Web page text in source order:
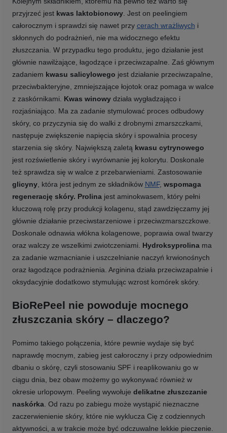
przyjrzeć jest kwas laktobionowy. Jest on peelingiem
całorocznym i sprawdzi się nawet przy cerach wrażliwych i
skłonnych do podrażnień, nie ma widocznego efektu
złuszczania. W przypadku tego produktu, jego działanie jest
głównie nawilżające, łagodzące i przeciwzapalne. Zaś głównym
zadaniem kwasu salicylowego jest działanie przeciwzapalne,
przeciwbakteryjne, zmniejszające łojotok oraz pomaga w walce
z zaskórnikami. Kwas winowydziała wygładzająco i
rozjaśniająco. Ma za zadanie stymulować proces odbudowy
skóry, co przyczynia się do walki z drobnymi zmarszczkami,
następuje zwiększenie napięcia skóry i spowalnia procesy
starzenia się skóry. Największą zaletą kwasu cytrynowego
jest rozświetlenie skóry i wyrównanie jej kolorytu. Doskonale
też sprawdza się w walce z przebarwieniami. Zastosowanie
glicyny, która jest jednym ze składników NMF, wspomaga
regenerację skóry. Prolinajest aminokwasem, który pełni
kluczową rolę przy produkcji kolagenu, stąd zawdzięczamy jej
głównie działanie przeciwstarzeniowe i przeciwzmarszczkowe.
Doskonale odnawia włókna kolagenowe, poprawia owal twarzy
oraz walczy ze wszelkimi zwiotczeniami. Hydroksyprolinama
za zadanie wzmacnianie i uszczelnianie naczyń krwionośnych
oraz łagodzące podrażnienia. Arginina działa przeciwzapalnie i
oksydacyjnie dodatkowo stymulując wzrost komórek skóry.
BioRePeel nie powoduje mocnego
złuszczania skóry – dlaczego?
Pomimo takiego połączenia, które pewnie wydaje się być
naprawdę mocnym, zabieg jest całoroczny i przy odpowiednim
dbaniu o skórę, czyli stosowaniu SPF i reaplikowaniu go w
ciągu dnia, bez obaw możemy go wykonywać również w
okresie urlopowym. Peeling wywołuje delikatne złuszczanie
naskórka. Od razu po zabiegu może wystąpić nieznaczne
zaczerwienienie skóry, które nie wyklucza Cię z codziennych
aktywności, a w trakcie może być odczuwalne lekkie pieczenie.